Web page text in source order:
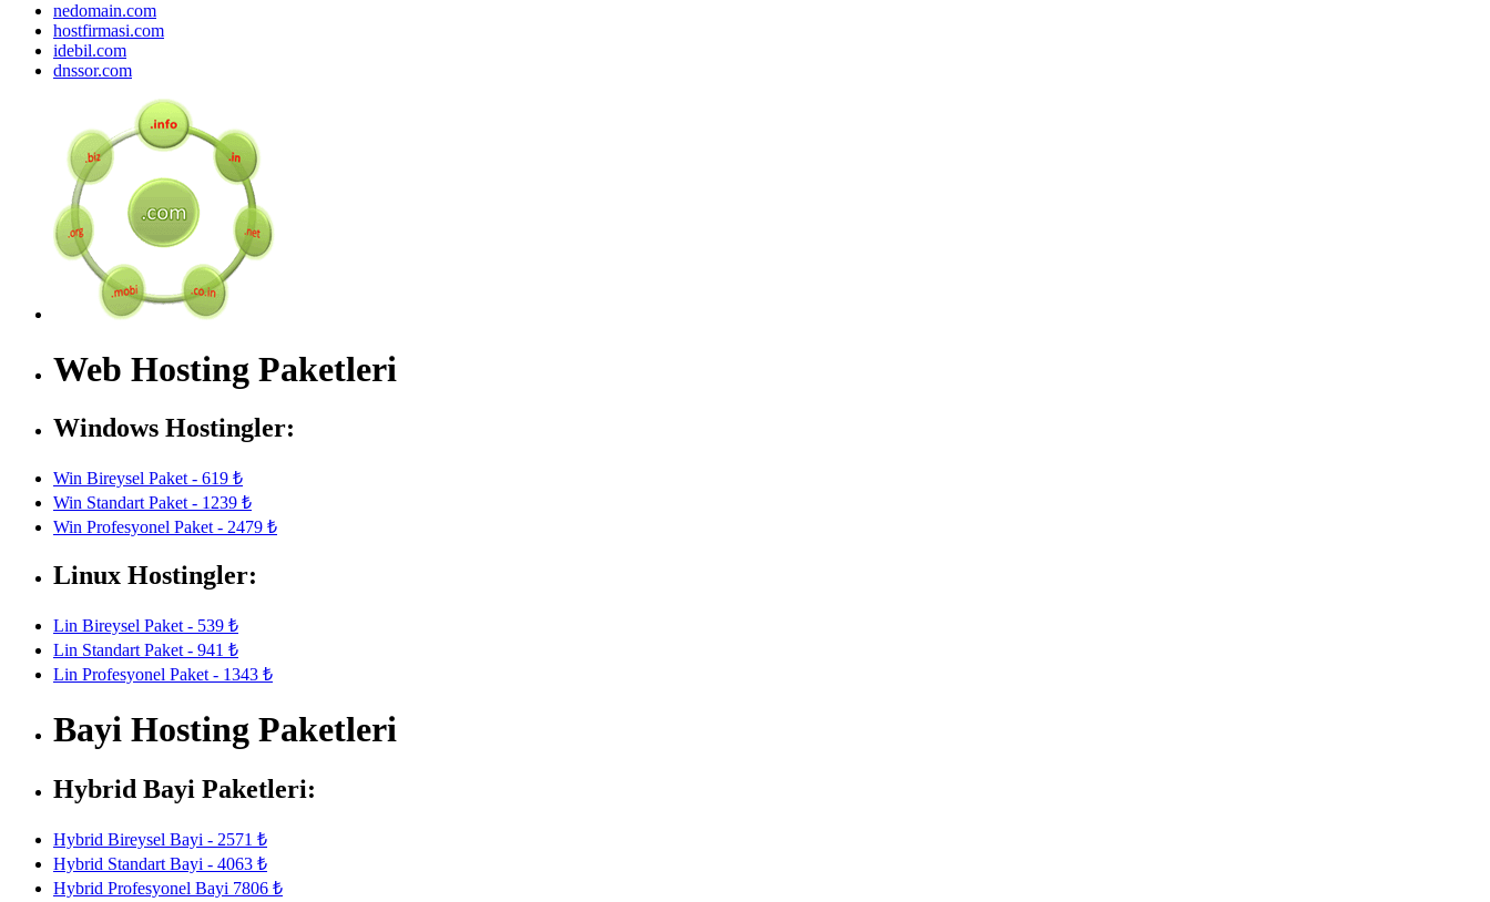
nedomain.com
hostfirmasi.com
idebil.com
dnssor.com
Web Hosting Paketleri
Windows Hostingler:
Win Bireysel Paket - 619 ₺
Win Standart Paket - 1239 ₺
Win Profesyonel Paket - 2479 ₺
Linux Hostingler:
Lin Bireysel Paket - 539 ₺
Lin Standart Paket - 941 ₺
Lin Profesyonel Paket - 1343 ₺
Bayi Hosting Paketleri
Hybrid Bayi Paketleri:
Hybrid Bireysel Bayi - 2571 ₺
Hybrid Standart Bayi - 4063 ₺
Hybrid Profesyonel Bayi 7806 ₺